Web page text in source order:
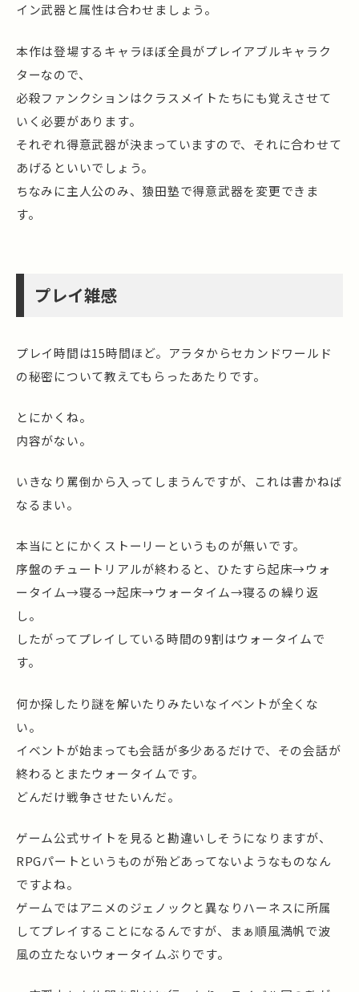
イン武器と属性は合わせましょう。
本作は登場するキャラほぼ全員がプレイアブルキャラク
ターなので、
必殺ファンクションはクラスメイトたちにも覚えさせて
いく必要があります。
それぞれ得意武器が決まっていますので、それに合わせて
あげるといいでしょう。
ちなみに主人公のみ、猿田塾で得意武器を変更できま
す。
プレイ雑感
プレイ時間は15時間ほど。アラタからセカンドワールド
の秘密について教えてもらったあたりです。
とにかくね。
内容がない。
いきなり罵倒から入ってしまうんですが、これは書かねば
なるまい。
本当にとにかくストーリーというものが無いです。
序盤のチュートリアルが終わると、ひたすら起床→ウォ
ータイム→寝る→起床→ウォータイム→寝るの繰り返
し。
したがってプレイしている時間の9割はウォータイムで
す。
何か探したり謎を解いたりみたいなイベントが全くな
い。
イベントが始まっても会話が多少あるだけで、その会話が
終わるとまたウォータイムです。
どんだけ戦争させたいんだ。
ゲーム公式サイトを見ると勘違いしそうになりますが、
RPGパートというものが殆どあってないようなものなん
ですよね。
ゲームではアニメのジェノックと異なりハーネスに所属
してプレイすることになるんですが、まぁ順風満帆で波
風の立たないウォータイムぶりです。